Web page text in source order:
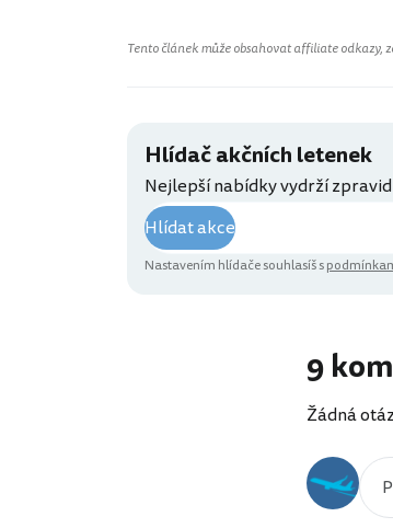
Tento článek může obsahovat affiliate odkazy,
Hlídač akčních letenek
Nejlepší nabídky vydrží
Hlídat akce
Nastavením hlídače souhlasíš s
9
Žádná